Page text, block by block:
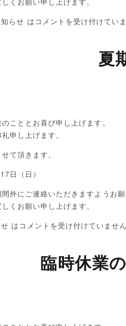
らせ はコメントを受け付けてい
夏
こととお喜び申し上げます。
申し上げます。
て頂きます。
日（日）
外にご連絡いただきますようお願
くお願い申し上げます。
はコメントを受け付けていません
臨時休業